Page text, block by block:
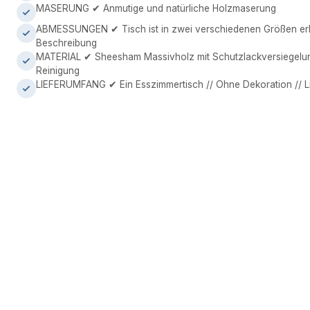
MASERUNG ✔ Anmutige und natürliche Holzmaserung
ABMESSUNGEN ✔ Tisch ist in zwei verschiedenen Größen
Beschreibung
MATERIAL ✔ Sheesham Massivholz mit
Reinigung
LIEFERUMFANG ✔ Ein Esszimmertisch // Ohne Dekoration //